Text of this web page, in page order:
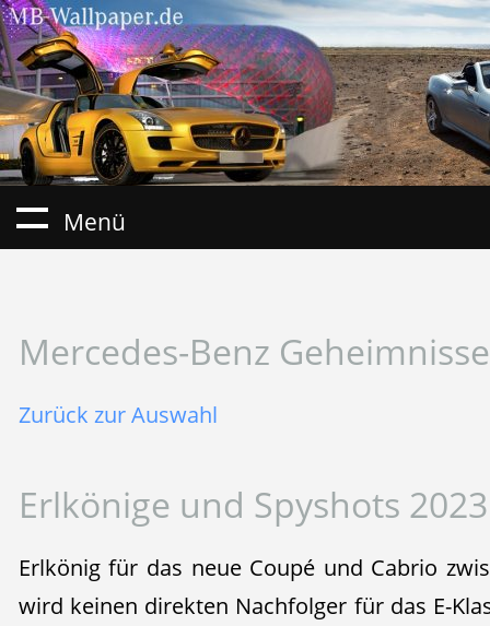
Menü
Mercedes-Benz
Zurück zur Auswahl
Erlkönige und Spyshots 2023
Erlkönig für das neue Coupé und Cabrio
wird keinen direkten Nachfolger für das E-